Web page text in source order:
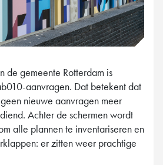
de gemeente Rotterdam is
aanvragen. Dat betekent dat
nieuwe aanvragen meer
Achter de schermen wordt
alle plannen te inventariseren en
er zitten weer prachtige